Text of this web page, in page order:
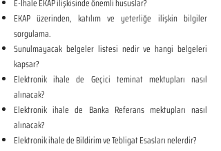
E-İhale EKAP ilişkisinde önemli hususlar?
EKAP üzerinden, katılım ve yeterliğe ilişkin bilgiler
sorgulama.
Sunulmayacak belgeler listesi nedir ve hangi belgeleri
kapsar?
Elektronik ihale de Geçici teminat mektupları nasıl
alınacak?
Elektronik ihale de Banka Referans mektupları nasıl
alınacak?
Elektronik ihale de Bildirim ve Tebligat Esasları nelerdir?